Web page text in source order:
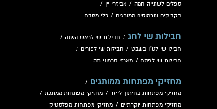
ספלים לשתייה חמה / אביזרי יין /
בקבוקים ותרמוסים ממותגים / כלי מטבח
חבילות שי לחג / חבילות שי לראש השנה /
חבילו שי לט"ו בשבט / חבילות שי לפורים /
חבילות שי לפסח / מארזי סרמוני תה
מחזיקי מפתחות ממותגים /
מחזיקי מפתחות בחיתוך לייזר / מחזיקי מפתחות ממתכת /
מחזיקי מפתחות יוקרתיים / מחזיקי מפתחות מפלסטיק